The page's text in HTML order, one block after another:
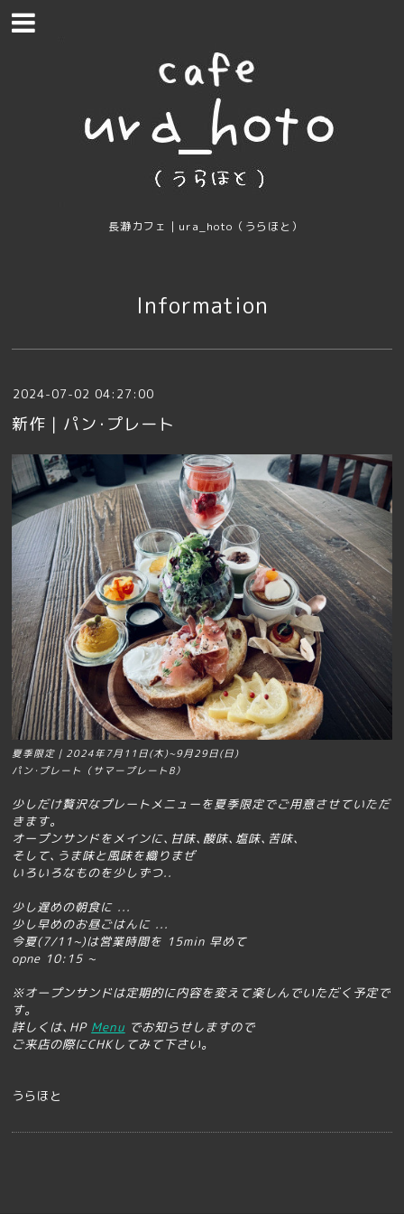
長瀞カフェ｜ura_hoto（うらほと）
Information
2024-07-02 04:27:00
新作｜パン･プレート
夏季限定｜2024年7月11日(木)~9月29日(日)
パン･プレート（サマープレートB）
少しだけ贅沢なプレートメニューを夏季限定でご用意させていただ
きます｡
オープンサンドをメインに､甘味､酸味､塩味､苦味､
そして､うま味と風味を織りまぜ
いろいろなものを少しずつ..
少し遅めの朝食に ...
少し早めのお昼ごはんに ...
今夏(7/11~)は営業時間を 15min 早めて
opne 10:15 ~
※オープンサンドは定期的に内容を変えて楽しんでいただく予定で
す｡
詳しくは､HP Menu でお知らせしますので
ご来店の際にCHKしてみて下さい｡
うらほと